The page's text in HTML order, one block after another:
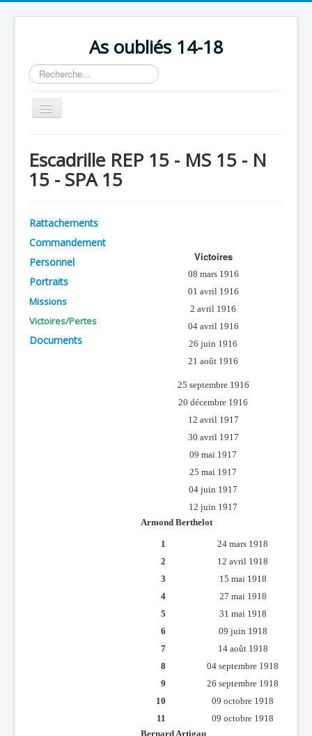
As oubliés 14-18
Rechercher
Basculer
la
Chronologie
Escadrilles
Avions
Personnels
Formation
Doctrines
Escadrille REP 15 - MS 15 - N
15 - SPA 15
Rattachements
Commandement
Personnel
Portraits
Missions
Victoires/Pertes
Documents
Victoires
08 mars 1916
01 avril 1916
2 avril 1916
04 avril 1916
26 juin 1916
21 août 1916
25 septembre 1916
20 décembre 1916
12 avril 1917
30 avril 1917
09 mai 1917
25 mai 1917
04 juin 1917
12 juin 1917
Armond Berthelot
1
24 mars 1918
2
12 avril 1918
3
15 mai 1918
4
27 mai 1918
5
31 mai 1918
6
09 juin 1918
7
14 août 1918
8
04 septembre 1918
9
26 septembre 1918
10
09 octobre 1918
11
09 octobre 1918
Bernard Artigau